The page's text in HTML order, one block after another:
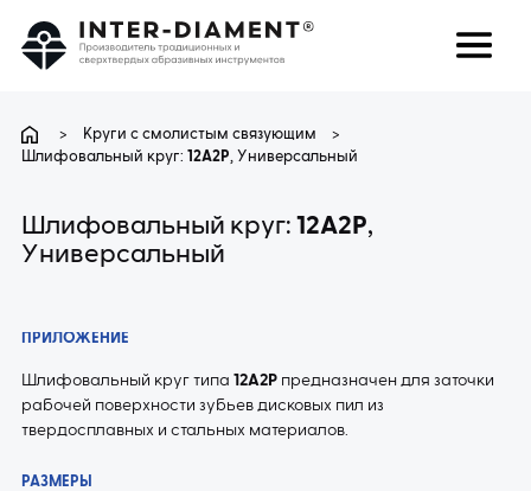
ПРОДУКТЫ
ЧАВО
> Круги с смолистым связующим
>
Шлифовальный круг: 12A2P, Универсальный
Шлифовальный круг: 12A2P,
Универсальный
ПРИЛОЖЕНИЕ
Шлифовальный круг типа 12A2Pпредназначен для заточки
рабочей поверхности зубьев дисковых пил из
твердосплавных и стальных материалов.
РАЗМЕРЫ